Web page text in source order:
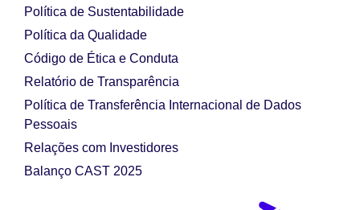
Política de Sustentabilidade
Política da Qualidade
Código de Ética e Conduta
Relatório de Transparência
Política de Transferência Internacional de Dados
Pessoais
Relações com Investidores
Balanço CAST 2025